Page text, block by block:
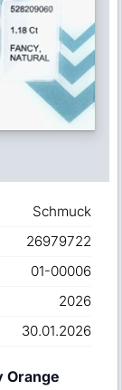
Schmuck
26979722
01-00006
2026
30.01.2026
Orange